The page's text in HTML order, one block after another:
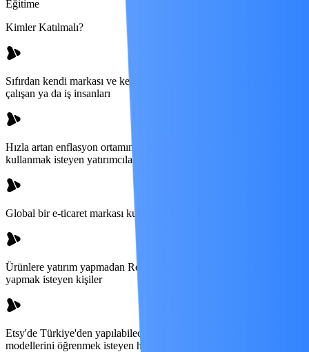
Eğitime
Kimler Katılmalı?
Sıfırdan kendi markası ve kendi işini kurmak isteyen beyaz yakalı
çalışan ya da iş insanları
Hızla artan enflasyon ortamında parasını doğru bir şekilde
kullanmak isteyen yatırımcılar
Global bir e-ticaret markası kurmak isteyen girişimciler
Ürünlere yatırım yapmadan Rexven'in tedarik sistemi ile satış
yapmak isteyen kişiler
Etsy'de Türkiye'den yapılabilecek en karlı ve en risksiz iş
modellerini öğrenmek isteyen herkes